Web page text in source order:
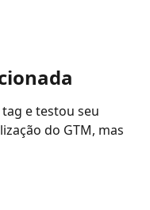
e testou seu
do GTM, mas